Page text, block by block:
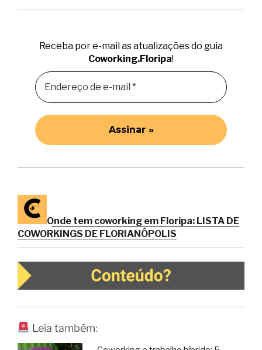
Receba por e-mail as atualizações do guia
Coworking.Floripa!
Onde tem coworking em Floripa: LISTA DE
COWORKINGS DE FLORIANÓPOLIS
Leia também: